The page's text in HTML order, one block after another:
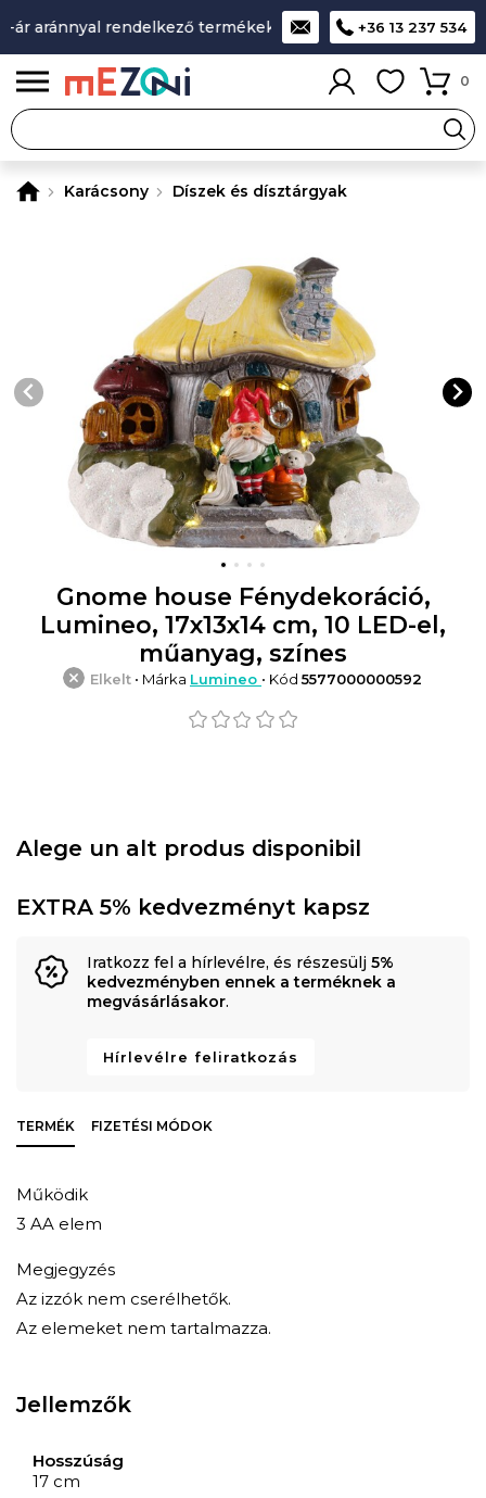
aránnyal rendelkező termékek A legjobb design-
+36 13 237 534
0
Karácsony Díszek és dísztárgyak
Gnome house Fénydekoráció,
Lumineo, 17x13x14 cm, 10 LED-el,
műanyag, színes
Elkelt • Márka Lumineo • Kód5577000000592
Alege un alt produs disponibil
EXTRA 5% kedvezményt kapsz
Iratkozz fel a hírlevélre, és részesülj 5%
kedvezményben ennek a terméknek a
megvásárlásakor.
Hírlevélre feliratkozás
TERMÉK FIZETÉSI MÓDOK
Működik
3 AA elem
Megjegyzés
Az izzók nem cserélhetők.
Az elemeket nem tartalmazza.
Jellemzők
Hosszúság
17 cm